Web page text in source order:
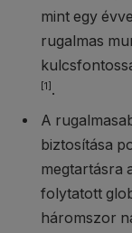
mint egy
rugalmas
[1] .
A
biztosítása
megtartásra
folytatott
háromszor